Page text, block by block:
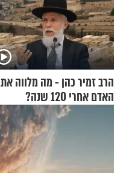
הרב זמיר כהן - מה מלווה את
האדם אחרי 120 שנה?